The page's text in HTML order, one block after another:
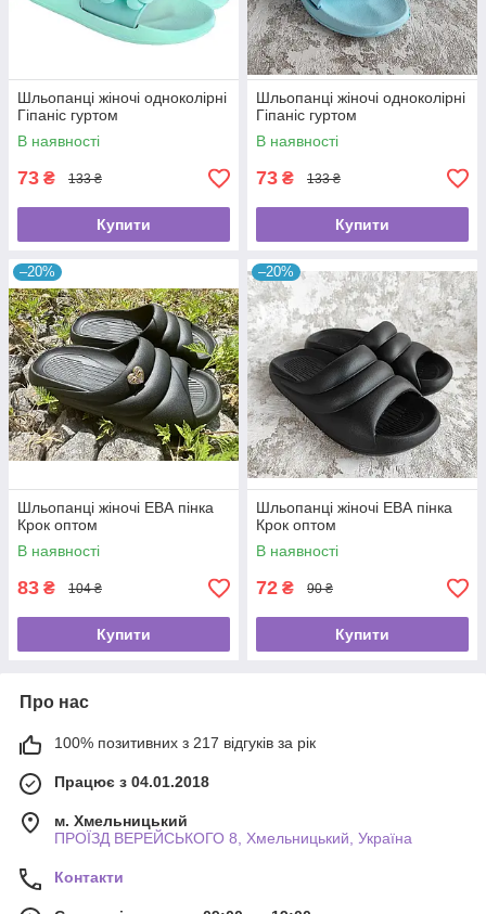
Шльопанці жіночі одноколірні
Гіпаніс гуртом
В наявності
73 ₴ 133 ₴
Купити
Шльопанці жіночі одноколірні
Гіпаніс гуртом
В наявності
73 ₴ 133 ₴
Купити
–20%
Шльопанці жіночі ЕВА пінка
Крок оптом
В наявності
83 ₴ 104 ₴
Купити
–20%
Шльопанці жіночі ЕВА пінка
Крок оптом
В наявності
72 ₴ 90 ₴
Купити
Про нас
100% позитивних з 217 відгуків за рік
Працює з 04.01.2018
м. Хмельницький
ПРОЇЗД ВЕРЕЙСЬКОГО 8, Хмельницький, Україна
Контакти